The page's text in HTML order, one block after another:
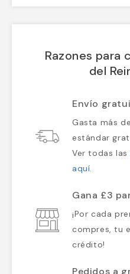
Razones para
del
Envío
Gasta más
estándar
Ver todas las
aquí.
Gana £3
¡Por cada
compres, tu
crédito!
Pedidos a